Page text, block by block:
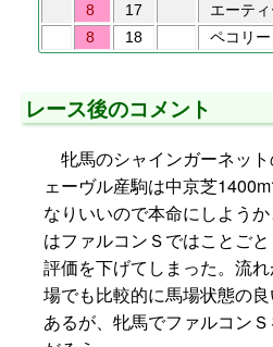
8
17 エーテ
8
18 ペコリ
レース後のコメント
牝馬のシャインガーネッ
ェーヴル産駒は中京芝
なりいいので本命にしよう
はファルコンＳではことご
評価を下げてしまった。流
場でも比較的に馬場状態の
あるが、牝馬でファルコン